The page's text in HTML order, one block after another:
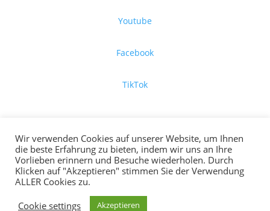
Youtube
Facebook
TikTok
Copyright © 2026 Stechwerk GmbH
Wir verwenden Cookies auf unserer Website, um Ihnen
die beste Erfahrung zu bieten, indem wir uns an Ihre
Vorlieben erinnern und Besuche wiederholen. Durch
Klicken auf "Akzeptieren" stimmen Sie der Verwendung
ALLER Cookies zu.
Cookie settings
AkzeptierenDeutsch